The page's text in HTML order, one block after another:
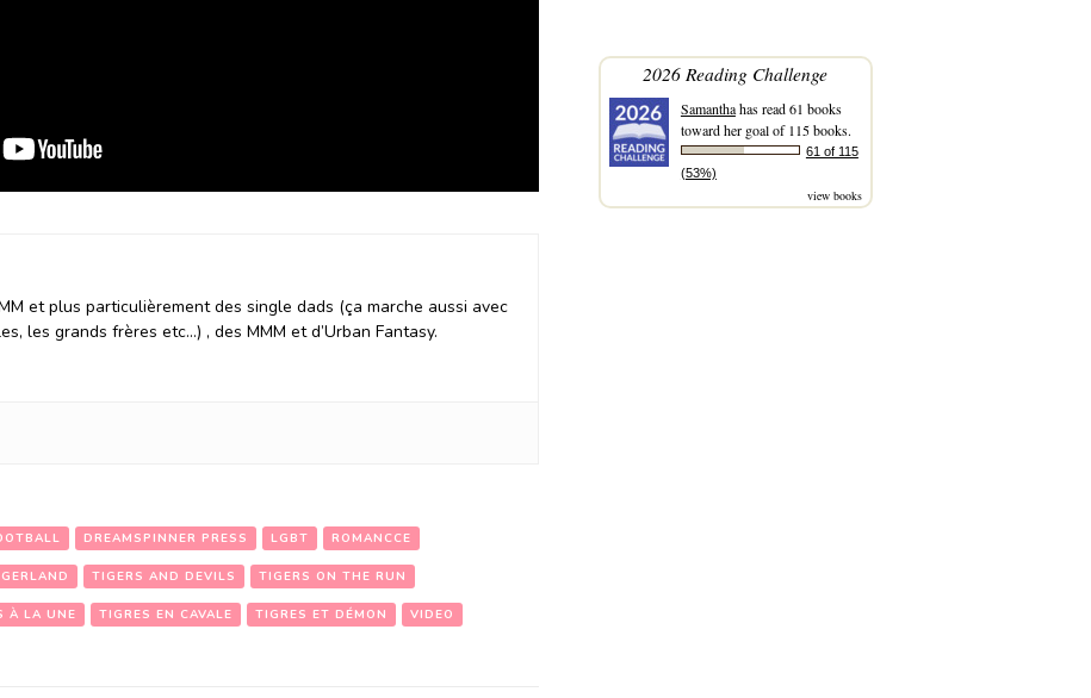
et plus particulièrement des single dads (ça marche aussi avec
les grands frères etc…) , des MMM et d’Urban Fantasy.
DREAMSPINNER PRESS LGBT ROMANCCE
TIGERS AND DEVILS TIGERS ON THE RUN
À LA UNE TIGRES EN CAVALE TIGRES ET DÉMON VIDEO
2026 Reading Challenge
Samanthahas read 61 books
toward her goal of 115 books.
61 of 115
(53%)
view books